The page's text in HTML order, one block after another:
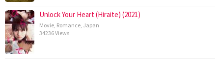
Unlock Your Heart (Hiraite) (2021)
Movie Romance Japan
34236 Views